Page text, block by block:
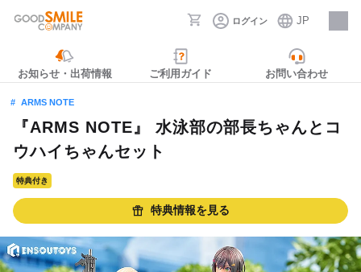
ログイン JP
採用情報
お知らせ・出荷情報 ご利用ガイド お問い合わせ
ARMS NOTE
『ARMS NOTE』 水泳部の部長ちゃんとコ
ウハイちゃんセット
特典付き
特典情報を見る